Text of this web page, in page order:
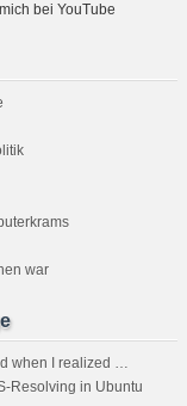
bei YouTube
war
when I realized …
Resolving in Ubuntu